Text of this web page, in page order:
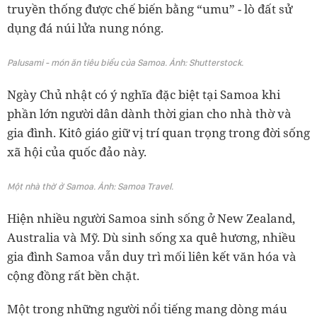
truyền thống được chế biến bằng “umu” - lò đất sử
dụng đá núi lửa nung nóng.
Palusami - món ăn tiêu biểu của Samoa. Ảnh: Shutterstock.
Ngày Chủ nhật có ý nghĩa đặc biệt tại Samoa khi
phần lớn người dân dành thời gian cho nhà thờ và
gia đình. Kitô giáo giữ vị trí quan trọng trong đời sống
xã hội của quốc đảo này.
Một nhà thờ ở Samoa. Ảnh: Samoa Travel.
Hiện nhiều người Samoa sinh sống ở New Zealand,
Australia và Mỹ. Dù sinh sống xa quê hương, nhiều
gia đình Samoa vẫn duy trì mối liên kết văn hóa và
cộng đồng rất bền chặt.
Một trong những người nổi tiếng mang dòng máu